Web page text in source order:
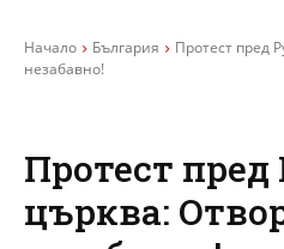
Начало България
Протест пред
незабавно!
Протест пред
църква: